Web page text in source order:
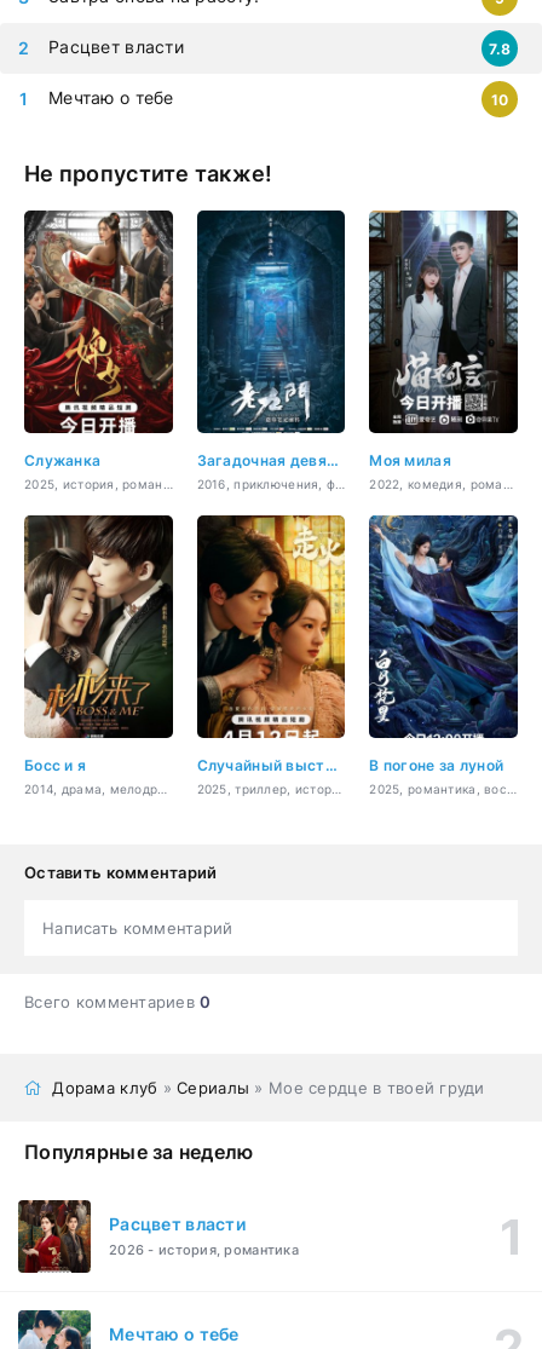
Мечтаю о тебе 10
Расцвет власти 7.8
Не пропустите также!
Служанка Загадочная девятка Моя милая
Босс и я Случайный выстрел В погоне за луной
Оставить комментарий
Написать комментарий
Всего комментариев0
Дорама клуб »Сериалы » Мое сердце в твоей груди
Популярные за неделю
Расцвет власти
2026 - история, романтика
Мечтаю о тебе